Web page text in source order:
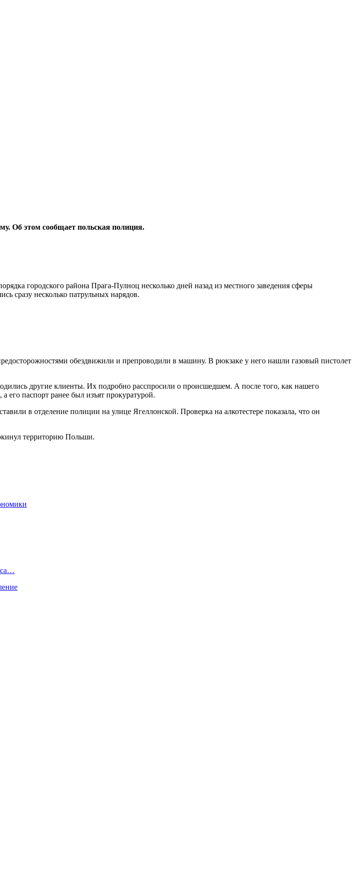
Об этом сообщает польская полиция.
городского района Прага-Пулноц несколько дней назад из местного заведения сферы
сразу несколько патрульных нарядов.
обездвижили и препроводили в машину. В рюкзаке у него нашли газовый пистолет
другие клиенты. Их подробно расспросили о происшедшем. А после того, как нашего
его паспорт ранее был изъят прокуратурой.
в отделение полиции на улице Ягеллонской. Проверка на алкотестере показала, что он
территорию Польши.